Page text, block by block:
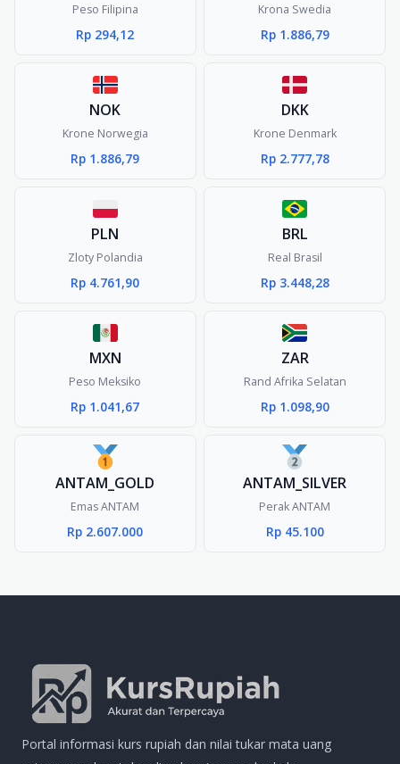
Peso Filipina
Rp 294,12
Krona Swedia
Rp 1.886,79
NOK
Krone Norwegia
Rp 1.886,79
DKK
Krone Denmark
Rp 2.777,78
PLN
Zloty Polandia
Rp 4.761,90
BRL
Real Brasil
Rp 3.448,28
MXN
Peso Meksiko
Rp 1.041,67
ZAR
Rand Afrika Selatan
Rp 1.098,90
ANTAM_GOLD
Emas ANTAM
Rp 2.607.000
ANTAM_SILVER
Perak ANTAM
Rp 45.100
Portal informasi kurs rupiah dan nilai tukar mata uang